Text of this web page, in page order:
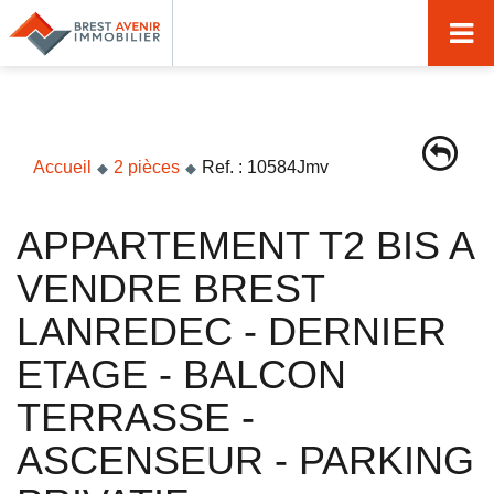
Accueil
Nos agences
Nos métiers
Syndic de copropriété
Transactions immobilières
Gestion locative
Accueil 2 pièces Ref. : 10584Jmv
APPARTEMENT T2 BIS A
VENDRE BREST
LANREDEC - DERNIER
ETAGE - BALCON
TERRASSE -
ASCENSEUR - PARKING